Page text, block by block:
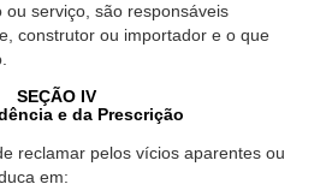
serviço, são responsáveis
construtor ou importador e o que
SEÇÃO IV
e da Prescrição
reclamar pelos vícios aparentes ou
em: